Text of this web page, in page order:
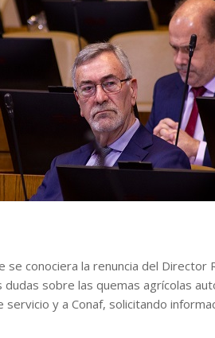
conociera la renuncia del Director
sobre las quemas agrícolas
servicio y a Conaf, solicitando